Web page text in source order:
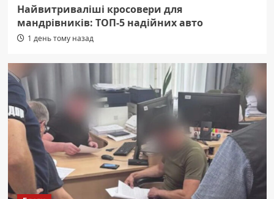
Найвитриваліші кросовери для
мандрівників: ТОП-5 надійних авто
1 день тому назад